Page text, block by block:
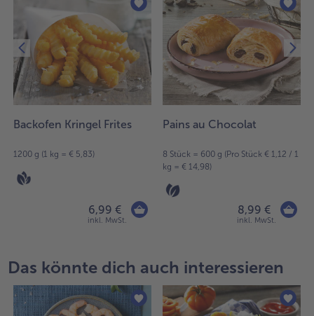
Backofen Kringel Frites
1200 g (1 kg = € 5,83)
6,99 €
inkl. MwSt.
Pains au Chocolat
8 Stück = 600 g (Pro Stück € 1,12 / 1
kg = € 14,98)
8,99 €
inkl. MwSt.
Das könnte dich auch interessieren